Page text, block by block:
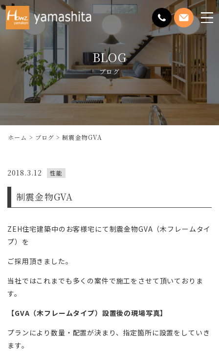
メ
ニ
を
開
く
BLOG
ブログ
ホーム ブログ 制震金物GVA
2018.3.12 性能
制震金物GVA
ZEH住宅建築中のお客様宅にて制震金物GVA（木フレームタイ
プ）を
ご採用頂きました。
当社ではこれまでも多くの案件で施工をさせて頂いておりま
す。
【GVA（木フレームタイプ）設置後の現場写真】
プランにより数量・配置が決まり、指定箇所に設置をしていき
ます。